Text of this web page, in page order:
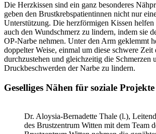
Die Herzkissen sind ein ganz besonderes
geben den Brustkrebspatientinnen nicht nur
Unterstützung. Die herzförmigen Kissen helfen
auch den Wundschmerz zu lindern, indem sie
OP-Narbe nehmen. Unter den Arm geklemmt
doppelter Weise, einmal um diese schwere Zeit
durchzustehen und gleichzeitig die Schmerzen
Druckbeschwerden der Narbe zu lindern.
Geselliges Nähen für soziale Projekte
Dr. Aloysia-Bernadette Thale (l.),
des Brustzentrum Witten mit dem Team